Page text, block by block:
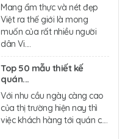
Mang ẩm thực và nét đẹp
Việt ra thế giới là mong
muốn của rất nhiều người
dân Vi....
Top 50 mẫu thiết kế
quán...
Với nhu cầu ngày càng cao
của thị trường hiện nay thì
việc khách hàng tới quán c....